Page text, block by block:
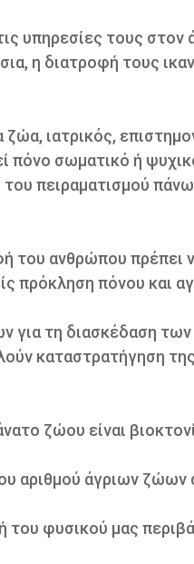
υπηρεσίες τους στον
η διατροφή τους
ιατρικός,
πόνο σωματικό ή
του πειραματισμού
του ανθρώπου πρέπει
πρόκληση πόνου και
για τη διασκέδαση
καταστρατήγηση
ζώου είναι
αριθμού άγριων ζώων
φυσικού μας